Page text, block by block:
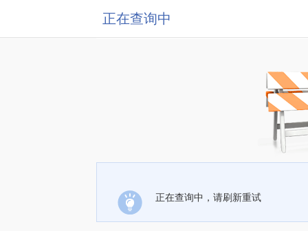
正在查询中
正在查询中，请刷新重试